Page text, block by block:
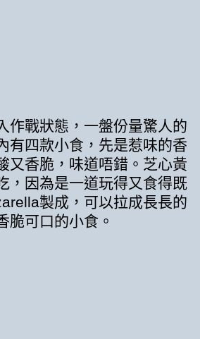
作戰狀態，一盤份量驚人的
有四款小食，先是惹味的香
又香脆，味道唔錯。芝心黃
，因為是一道玩得又食得既
製成，可以拉成長長的
脆可口的小食。